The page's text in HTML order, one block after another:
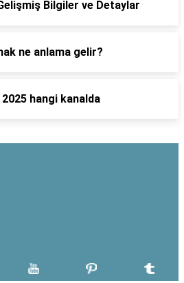
Bilgiler ve Detaylar
ne anlama gelir?
hangi kanalda